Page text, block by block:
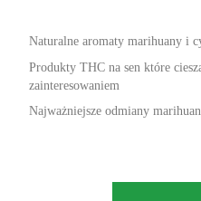
Naturalne aromaty marihuany i
Produkty THC na sen które
zainteresowaniem
Najważniejsze odmiany